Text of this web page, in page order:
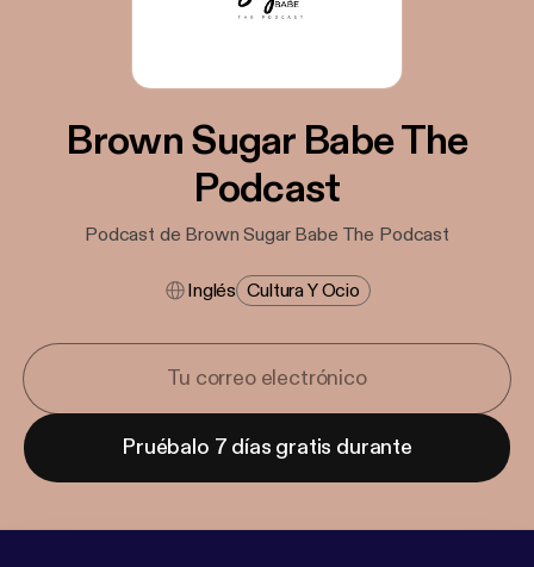
Brown Sugar Babe The
Podcast
Podcast de Brown Sugar Babe The Podcast
Inglés Cultura Y Ocio
Pruébalo 7 días gratis durante